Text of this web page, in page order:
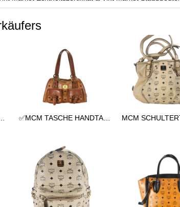
TASCHE CROSSBODY BEIGE 2352 ✅MCM TASCHE HANDTASCHE vintmarket.de COGNAC 2248